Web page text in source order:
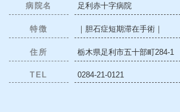
病院名 足利赤十字病院
特徴 ｜胆石症短期滞在手術｜
住所 栃木県足利市五十部町284-1
TEL 0284-21-0121